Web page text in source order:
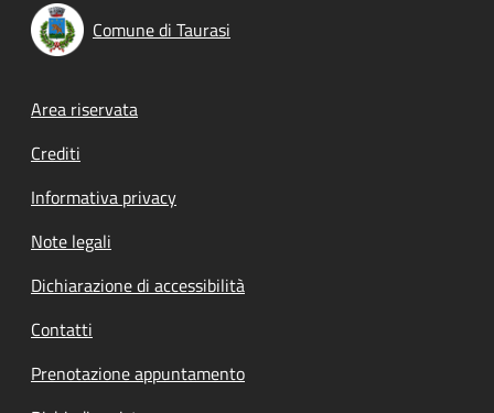
Comune di Taurasi
Footer menu
Area riservata
Crediti
Informativa privacy
Note legali
Dichiarazione di accessibilità
Contatti
Prenotazione appuntamento